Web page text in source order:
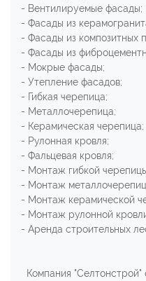
- Вентилируемые фасады;
- Фасады из
- Фасады из композитных
- Фасады из
- Мокрые фасады;
- Утепление фасадов;
- Гибкая черепица;
- Металлочерепица;
- Керамическая черепица;
- Рулонная кровля;
- Фальцевая кровля;
- Монтаж гибкой
- Монтаж
- Монтаж керамической
- Монтаж рулонной
- Аренда строительных
Компания